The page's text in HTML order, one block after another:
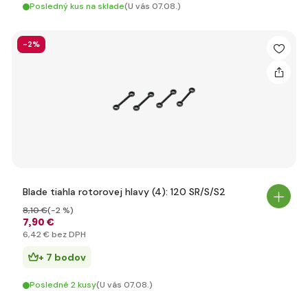
Posledný kus na sklade(U vás 07.08.)
-2%
Blade tiahla rotorovej hlavy (4): 120 SR/S/S2
7,90 €
8,10 €(-2 %)
6,42 € bez DPH
+ 7 bodov
Posledné 2 kusy(U vás 07.08.)